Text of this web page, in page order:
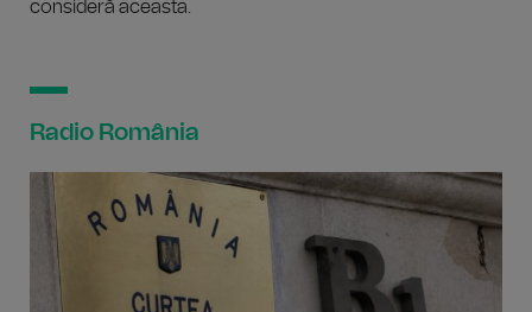
consideră aceasta.
Radio România